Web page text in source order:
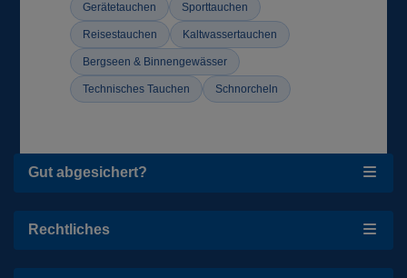
Gerätetauchen Sporttauchen
Reisestauchen Kaltwassertauchen
Bergseen & Binnengewässer
Technisches Tauchen Schnorcheln
Gut abgesichert?
Rechtliches